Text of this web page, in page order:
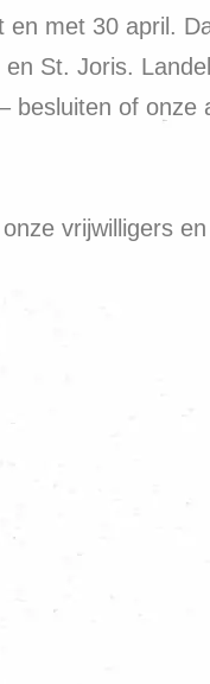
met 30 april.
St. Joris.
besluiten of onze
vrijwilligers